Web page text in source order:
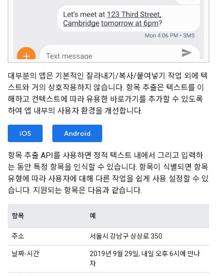
대부분의 앱은 기본적인 잘라내기/복사/붙여넣기 작업 외에 텍
스트와 거의 상호작용하지 않습니다. 항목 추출은 텍스트를 이
해하고 컨텍스트에 따라 유용한 바로가기를 추가할 수 있도록
하여 앱 내부의 사용자 환경을 개선합니다.
iOS Android
항목 추출 API를 사용하면 정적 텍스트 내에서 그리고 입력하
는 동안 특정 항목을 인식할 수 있습니다. 항목이 식별되면 항목
유형에 따라 사용자에 대해 다른 작업을 쉽게 사용 설정할 수 있
습니다. 지원되는 항목은 다음과 같습니다.
항목 예
주소 서울시 강남구 상상로 350
날짜-시간
2019년 9월 29일, 내일 오후 6시에 만나
자